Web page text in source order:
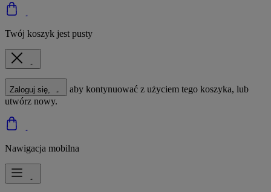
Twój koszyk jest pusty
Zaloguj się,
aby kontynuować z użyciem tego koszyka, lub
utwórz nowy.
Nawigacja mobilna